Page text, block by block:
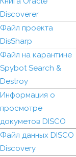
Discoverer
Файл проекта
DisSharp
Файл на карантине
Spybot Search &
Destroy
Информация о
просмотре
докуметов DISCO
Файл данных DISCO
Discovery